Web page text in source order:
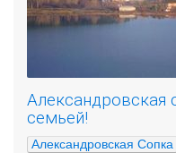
Александровская
семьей!
Александровская Сопка